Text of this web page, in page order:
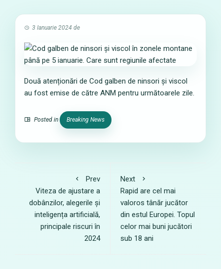
3 Ianuarie 2024 de
Două atenționări de Cod galben de ninsori și viscol
au fost emise de către ANM pentru următoarele zile.
Posted in Breaking News
Prev
Viteza de ajustare a
dobânzilor, alegerile și
inteligența artificială,
principale riscuri în
2024
Next
Rapid are cel mai
valoros tânăr jucător
din estul Europei. Topul
celor mai buni jucători
sub 18 ani